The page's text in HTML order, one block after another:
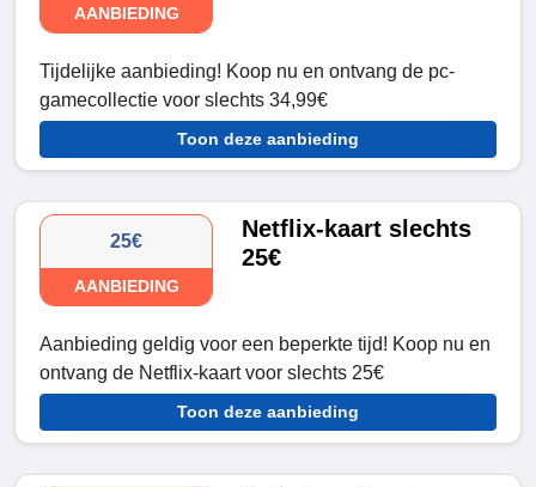
AANBIEDING
Tijdelijke aanbieding! Koop nu en ontvang de pc-
gamecollectie voor slechts 34,99€
Toon deze aanbieding
25€
AANBIEDING
Netflix-kaart slechts
25€
Aanbieding geldig voor een beperkte tijd! Koop nu en
ontvang de Netflix-kaart voor slechts 25€
Toon deze aanbieding